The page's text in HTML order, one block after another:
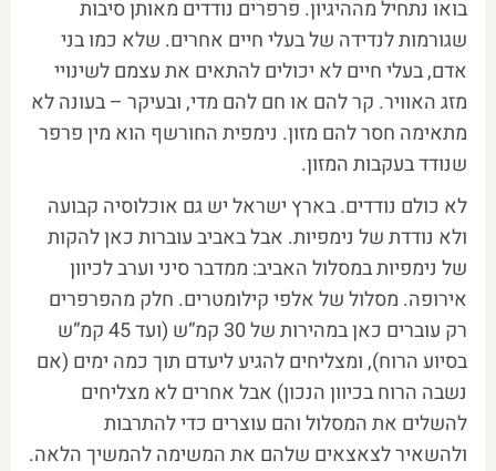
בואו נתחיל מההיגיון. פרפרים נודדים מאותן סיבות
שגורמות לנדידה של בעלי חיים אחרים. שלא כמו בני
אדם, בעלי חיים לא יכולים להתאים את עצמם לשינויי
מזג האוויר. קר להם או חם להם מדי, ובעיקר – בעונה לא
מתאימה חסר להם מזון. נימפית החורשף הוא מין פרפר
שנודד בעקבות המזון.
לא כולם נודדים. בארץ ישראל יש גם אוכלוסיה קבועה
ולא נודדת של נימפיות. אבל באביב עוברות כאן להקות
של נימפיות במסלול האביב: ממדבר סיני וערב לכיוון
אירופה. מסלול של אלפי קילומטרים. חלק מהפרפרים
רק עוברים כאן במהירות של 30 קמ“ש (ועד 45 קמ“ש
בסיוע הרוח), ומצליחים להגיע ליעדם תוך כמה ימים (אם
נשבה הרוח בכיוון הנכון) אבל אחרים לא מצליחים
להשלים את המסלול והם עוצרים כדי להתרבות
ולהשאיר לצאצאים שלהם את המשימה להמשיך הלאה.